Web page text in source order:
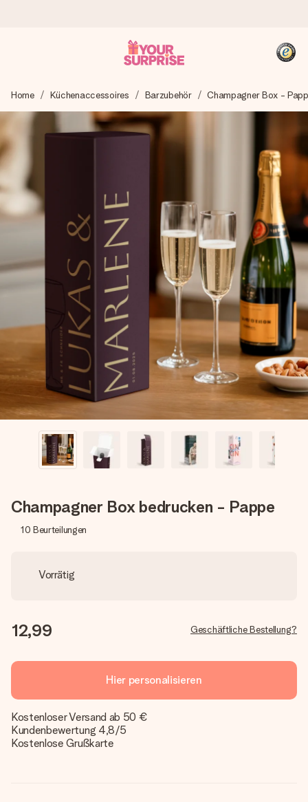
Wir bereiten dein Geschenk sorgfältig vor und schicken es
blitzschnell – damit du es genau zum richtigen Zeitpunkt
überreichen kannst, wenn es am meisten zählt.
4,8 (basierend auf +15.000 Bewertungen)
Unsere Geschenke begeistern. Kunden bewerten uns mit
4,8 bei Google Reviews (Gesamtergebnis aller Länder, in
die wir versenden).
+49 39292 929695
Montag - Freitag : 8:30 - 17:00 Uhr
Samstag - Sonntag : 8:30 - 13:00 Uhr
Home Küchenaccessoires Barzubehör Champagner Box -
Champagner Box bedrucken - Pappe
10 Beurteilungen
Vorrätig
12,99 Geschäftliche Bestellung?
Hier personalisieren
Kostenloser Versand ab 50 €
Kundenbewertung 4,8/5
Kostenlose Grußkarte